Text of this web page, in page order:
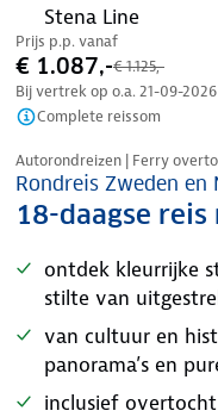
Stena Line
Prijs p.p. vanaf
€ 1.087,-€ 1.125,-
Bij vertrek op o.a. 21-09-2026
Complete reissom
Nazomer korting
Autorondreizen | Ferry
Rondreis Zweden en
18-daagse
ontdek kleurrijke
stilte van
van cultuur en
panorama’s en
inclusief